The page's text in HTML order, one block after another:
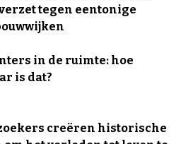
tegen eentonige
in de ruimte: hoe
is dat?
creëren historische